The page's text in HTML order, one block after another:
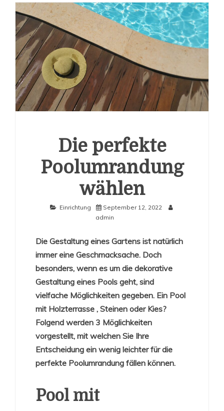
Die perfekte
Poolumrandung
wählen
Einrichtung
September 12, 2022
admin
Die Gestaltung eines Gartens ist natürlich
immer eine Geschmacksache. Doch
besonders, wenn es um die dekorative
Gestaltung eines Pools geht, sind
vielfache Möglichkeiten gegeben. Ein Pool
mit Holzterrasse , Steinen oder Kies?
Folgend werden 3 Möglichkeiten
vorgestellt, mit welchen Sie Ihre
Entscheidung ein wenig leichter für die
perfekte Poolumrandung fällen können.
Pool mit